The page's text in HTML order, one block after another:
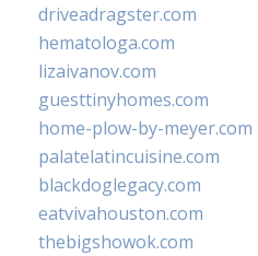
driveadragster.com
hematologa.com
lizaivanov.com
guesttinyhomes.com
home-plow-by-meyer.com
palatelatincuisine.com
blackdoglegacy.com
eatvivahouston.com
thebigshowok.com